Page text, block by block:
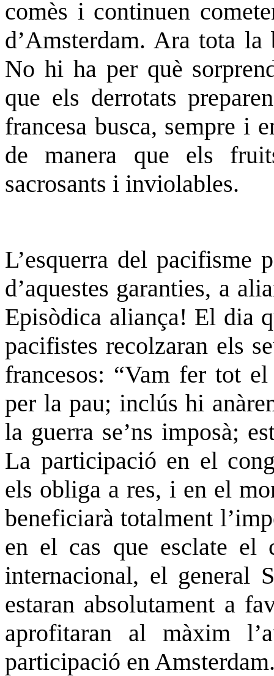
comès i continuen
d’Amsterdam. Ara tota la
No hi ha per què
que els derrotats
francesa busca, sempre i
de manera que els
sacrosants i inviolables.
L’esquerra del pacifisme
d’aquestes garanties, a
Episòdica aliança! El dia
pacifistes recolzaran els
francesos: “Vam fer tot
per la pau; inclúshi
la guerra se’ns imposà;
La participació en el
els obliga ares, i en el
beneficiarà totalment
en el cas que esclate el
internacional, el general
estaran absolutament a
aprofitaran al màxim
participació en